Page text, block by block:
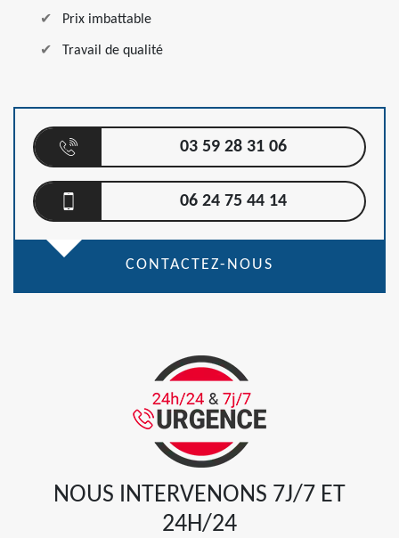
Prix imbattable
Travail de qualité
03 59 28 31 06
06 24 75 44 14
CONTACTEZ-NOUS
NOUS INTERVENONS 7J/7 ET
24H/24